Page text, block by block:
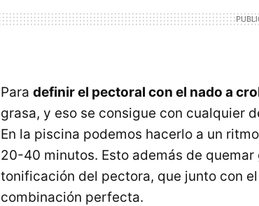
Para definir el pectoral con el nado a
grasa, y eso se consigue con cualquier
En la piscina podemos hacerlo a un
20-40 minutos. Esto además de
tonificación del pectora, que junto con
combinación perfecta.